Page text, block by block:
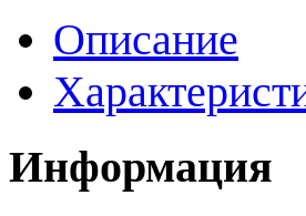
Описание
Информация